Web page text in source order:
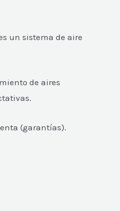
un sistema de aire
de aires
(garantías).